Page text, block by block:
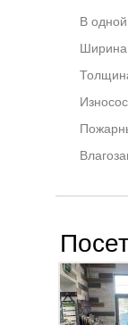
В
Ширина